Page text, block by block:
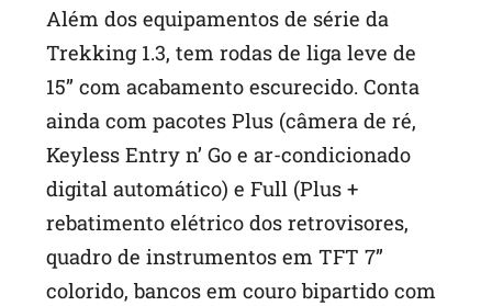
Além dos equipamentos de série da
Trekking 1.3, tem rodas de liga leve de
15” com acabamento escurecido. Conta
ainda com pacotes Plus (câmera de ré,
Keyless Entry n’ Go e ar-condicionado
digital automático) e Full (Plus +
rebatimento elétrico dos retrovisores,
quadro de instrumentos em TFT 7”
colorido, bancos em couro bipartido com